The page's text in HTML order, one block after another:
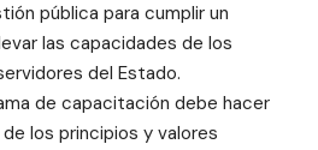
pública para cumplir un
las capacidades de los
del Estado.
de capacitación debe hacer
los principios y valores